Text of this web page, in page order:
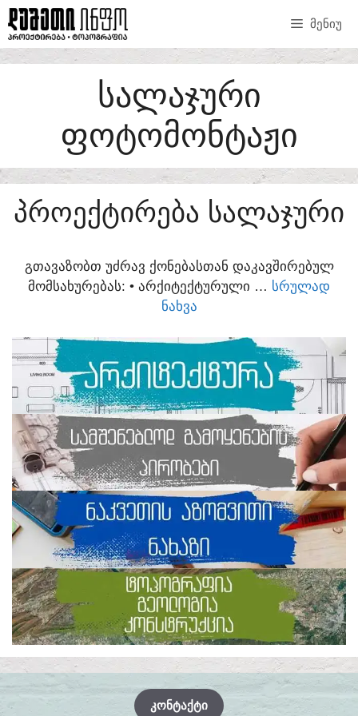
SKIP
TO
CONTENT
ᲛᲔᲜᲘᲣ
ᲡᲐᲚᲐᲯᲣᲠᲘ
ᲤᲝᲢᲝᲛᲝᲜᲢᲐᲟᲘ
ᲞᲠᲝᲔᲥᲢᲘᲠᲔᲑᲐ ᲡᲐᲚᲐᲯᲣᲠᲘ
ᲒᲗᲐᲕᲐᲖᲝᲑᲗ ᲣᲫᲠᲐᲕ ᲥᲝᲜᲔᲑᲐᲡᲗᲐᲜ ᲓᲐᲙᲐᲕᲨᲘᲠᲔᲑᲣᲚ
ᲛᲝᲛᲡᲐᲮᲣᲠᲔᲑᲐᲡ:​ • ᲐᲠᲥᲘᲢᲔᲥᲢᲣᲠᲣᲚᲘ … ᲡᲠᲣᲚᲐᲓ
ᲜᲐᲮᲕᲐ
ᲙᲝᲜᲢᲐᲥᲢᲘ